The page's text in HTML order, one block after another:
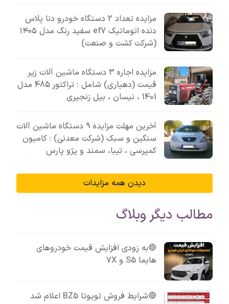
مزایده تعداد 2 دستگاه خودرو دنا پلاس
دنده اتوماتیک ef7 سفید رنگ مدل ۱۴۰۵
(شرکت کشت و صنعت)
مزایده اجاره 3 دستگاه ماشین آلات زیر
قیمت (دهیاری) شامل : تراکتور 485 مدل
1401 ، نیسان ، بیل زنجیری
آخرین مهلت مزایده 9 دستگاه ماشین آلات
سنگین و سبک (شرکت معدنی) : کامیون
کمپرسی ، تیبا، سمند و پژو پارس
دیدن همه مزایدات
مطالب دیگر وبلاگ
🔴به زودی افزایش قیمت خودروهای
هایما S5 و 7X
🔴شرایط فروش تویوتا BZ5 اعلام شد